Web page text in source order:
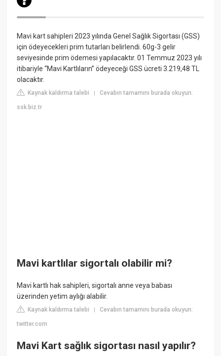
Mavi kart sahipleri 2023 yılında Genel Sağlık Sigortası (GSS)
için ödeyecekleri prim tutarları belirlendi. 60g-3 gelir
seviyesinde prim ödemesi yapılacaktır. 01 Temmuz 2023 yılı
itibariyle “Mavi Kartlıların” ödeyeceği GSS ücreti 3.219,48 TL
olacaktır.
Kaynak kaldırma talebi |Cevabın tamamını burada okuyun:
ssk.biz.tr
Mavi kartlılar sigortalı olabilir mi?
Mavi kartlı hak sahipleri, sigortalı anne veya babası
üzerinden yetim aylığı alabilir.
Kaynak kaldırma talebi |Cevabın tamamını burada okuyun:
twitter.com
Mavi Kart sağlık sigortası nasıl yapılır?